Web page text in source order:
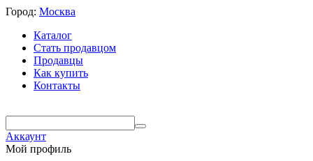
Город: Москва
Каталог
Стать продавцом
Продавцы
Как купить
Контакты
Аккаунт
Мой профиль